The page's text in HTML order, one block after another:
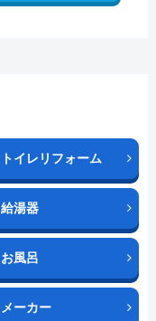
トイレリフォーム
給湯器
お風呂
メーカー